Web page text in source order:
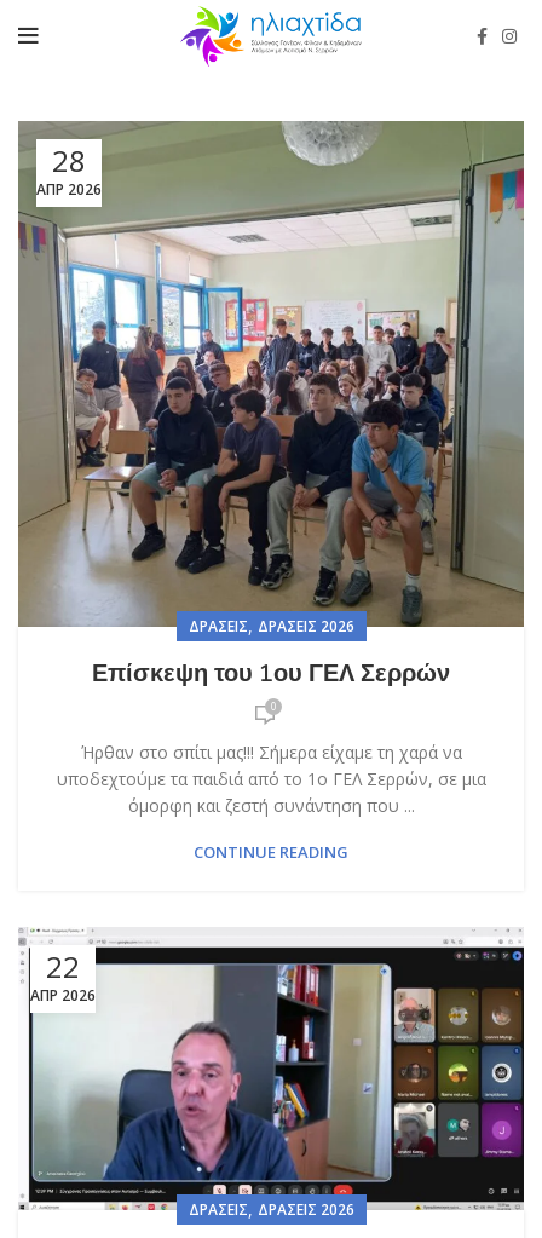
28
ΑΠΡ 2026
ΔΡΆΣΕΙΣ, ΔΡΆΣΕΙΣ 2026
Επίσκεψη του 1ου ΓΕΛ Σερρών
0
Ήρθαν στο σπίτι μας!!! Σήμερα είχαμε τη χαρά να
υποδεχτούμε τα παιδιά από το 1ο ΓΕΛ Σερρών, σε μια
όμορφη και ζεστή συνάντηση που ...
CONTINUE READING
22
ΑΠΡ 2026
ΔΡΆΣΕΙΣ, ΔΡΆΣΕΙΣ 2026